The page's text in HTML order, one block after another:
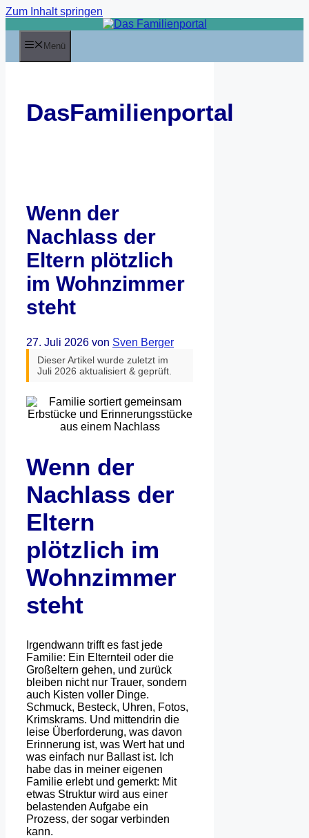
Zum Inhalt springen
Menü
DasFamilienportal
Wenn der
Nachlass der
Eltern plötzlich
im Wohnzimmer
steht
27. Juli 2026 von Sven Berger
Dieser Artikel wurde zuletzt im
Juli 2026 aktualisiert & geprüft.
Wenn der
Nachlass der
Eltern
plötzlich im
Wohnzimmer
steht
Irgendwann trifft es fast jede
Familie: Ein Elternteil oder die
Großeltern gehen, und zurück
bleiben nicht nur Trauer, sondern
auch Kisten voller Dinge.
Schmuck, Besteck, Uhren, Fotos,
Krimskrams. Und mittendrin die
leise Überforderung, was davon
Erinnerung ist, was Wert hat und
was einfach nur Ballast ist. Ich
habe das in meiner eigenen
Familie erlebt und gemerkt: Mit
etwas Struktur wird aus einer
belastenden Aufgabe ein
Prozess, der sogar verbinden
kann.